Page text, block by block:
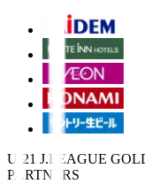
U-21 J.LEAGUE
PARTNERS